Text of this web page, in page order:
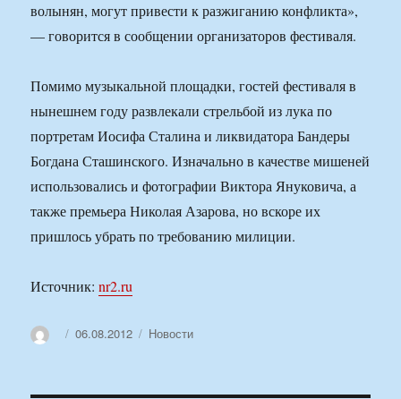
волынян, могут привести к разжиганию конфликта»,
— говорится в сообщении организаторов фестиваля.
Помимо музыкальной площадки, гостей фестиваля в
нынешнем году развлекали стрельбой из лука по
портретам Иосифа Сталина и ликвидатора Бандеры
Богдана Сташинского. Изначально в качестве мишеней
использовались и фотографии Виктора Януковича, а
также премьера Николая Азарова, но вскоре их
пришлось убрать по требованию милиции.
Источник:nr2.ru
АвторОпубликовано
06.08.2012 Рубрики
Новости